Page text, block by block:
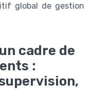
global de gestion
cadre de
: